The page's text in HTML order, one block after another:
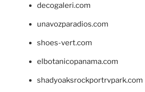
decogaleri.com
unavozparadios.com
shoes-vert.com
elbotanicopanama.com
shadyoaksrockportrvpark.com